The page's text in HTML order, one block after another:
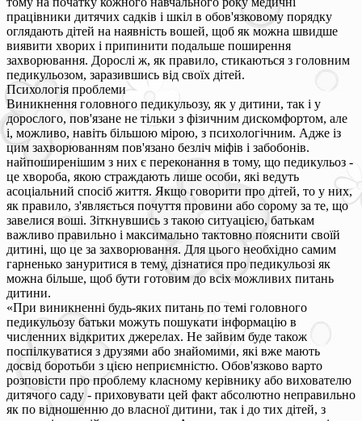
працівники дитячих садків і шкіл в обов'язковому порядку
оглядають дітей на наявність вошей, щоб як можна швидше
виявити хворих і припинити подальше поширення
захворювання. Дорослі ж, як правило, стикаються з головним
педикульозом, заразившись від своїх дітей.
Психологія проблеми
Виникнення головного педикульозу, як у дитини, так і у
дорослого, пов'язане не тільки з фізичним дискомфортом, але
і, можливо, навіть більшою мірою, з психологічним. Адже із
цим захворюванням пов'язано безліч міфів і забобонів.
найпоширенішим з них є переконання в тому, що педикульоз -
це хвороба, якою страждають лише особи, які ведуть
асоціальний спосіб життя. Якщо говорити про дітей, то у них,
як правило, з'являється почуття провини або сорому за те, що
завелися воші. Зіткнувшись з такою ситуацією, батькам
важливо правильно і максимально тактовно пояснити своїй
дитині, що це за захворювання. Для цього необхідно самим
гарненько зануритися в тему, дізнатися про педикульозі як
можна більше, щоб бути готовим до всіх можливих питань
дитини.
«При виникненні будь-яких питань по темі головного
педикульозу батьки можуть пошукати інформацію в
численних відкритих джерелах. Не зайвим буде також
поспілкуватися з друзями або знайомими, які вже мають
досвід боротьби з цією неприємністю. Обов'язково варто
розповісти про проблему класному керівнику або вихователю
дитячого саду - приховувати цей факт абсолютно неправильно
як по відношенню до власної дитини, так і до тих дітей, з